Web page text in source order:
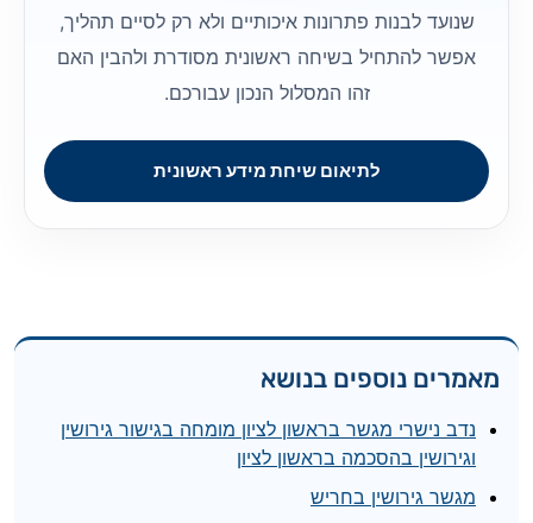
שנועד לבנות פתרונות איכותיים ולא רק לסיים תהליך,
אפשר להתחיל בשיחה ראשונית מסודרת ולהבין האם
זהו המסלול הנכון עבורכם.
לתיאום שיחת מידע ראשונית
מאמרים נוספים בנושא
נדב נישרי מגשר בראשון לציון מומחה בגישור גירושין
וגירושין בהסכמה בראשון לציון
מגשר גירושין בחריש